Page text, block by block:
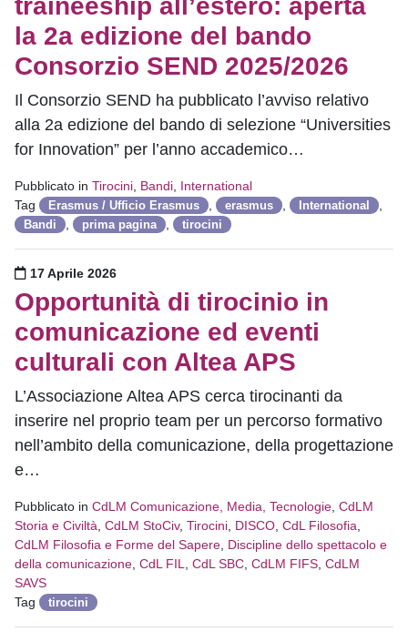
traineeship all’estero: aperta
la 2a edizione del bando
Consorzio SEND 2025/2026
Il Consorzio SEND ha pubblicato l’avviso relativo
alla 2a edizione del bando di selezione “Universities
for Innovation” per l’anno accademico…
Pubblicato in Tirocini Bandi International
Tag
Erasmus / Ufficio Erasmus erasmus International
Bandi prima pagina tirocini
Pubblicato il
17 Aprile 2026
Opportunità di tirocinio in
comunicazione ed eventi
culturali con Altea APS
L’Associazione Altea APS cerca tirocinanti da
inserire nel proprio team per un percorso formativo
nell’ambito della comunicazione, della progettazione
e…
Pubblicato in CdLM Comunicazione, Media, Tecnologie CdLM
Storia e Civiltà CdLM StoCiv, Tirocini DISCO CdL Filosofia
CdLM Filosofia e Forme del Sapere Discipline dello spettacolo e
della comunicazione CdL FIL CdL SBC CdLM FIFS CdLM
SAVS
Tag
tirocini